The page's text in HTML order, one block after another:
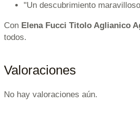
"Un descubrimiento
Con Elena Fucci Titolo Aglianico
todos.
Valoraciones
No hay valoraciones aún.